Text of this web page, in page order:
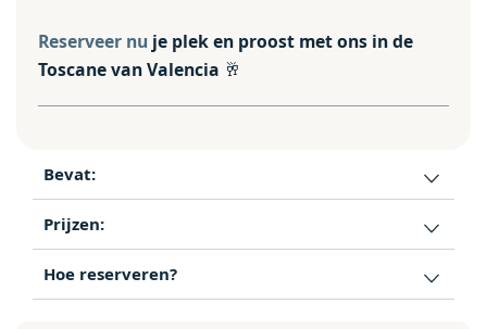
Reserveer nu je plek en proost met ons in de
Toscane van Valencia 🥂
Bevat:
Prijzen:
Hoe reserveren?